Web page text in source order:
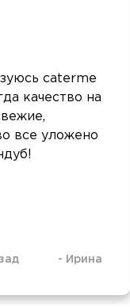
caterme
качество на
все уложено
- Ирина